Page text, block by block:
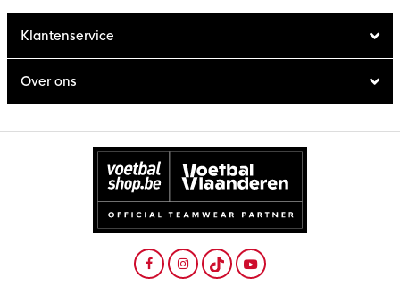
Klantenservice
Over ons